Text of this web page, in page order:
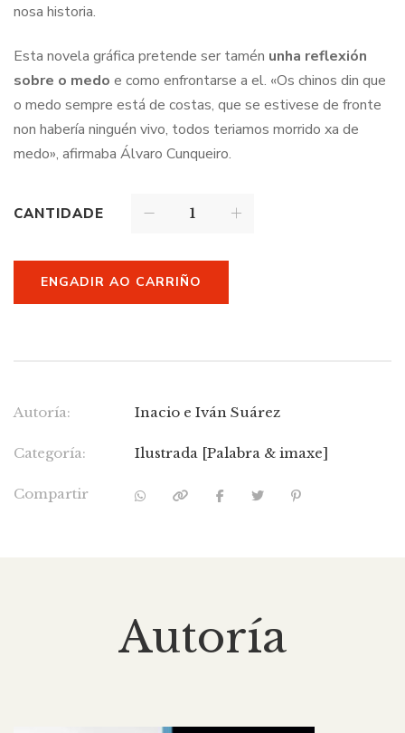
nosa historia.
Esta novela gráfica pretende ser tamén unha reflexión
sobre o medo e como enfrontarse a el. «Os chinos din que
o medo sempre está de costas, que se estivese de fronte
non habería ninguén vivo, todos teriamos morrido xa de
medo», afirmaba Álvaro Cunqueiro.
CANTIDADE
ENGADIR AO CARRIÑO
Autoría: Inacio e Iván Suárez
Categoría: Ilustrada [Palabra & imaxe]
Compartir
Autoría